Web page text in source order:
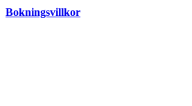
Bokningsvillkor